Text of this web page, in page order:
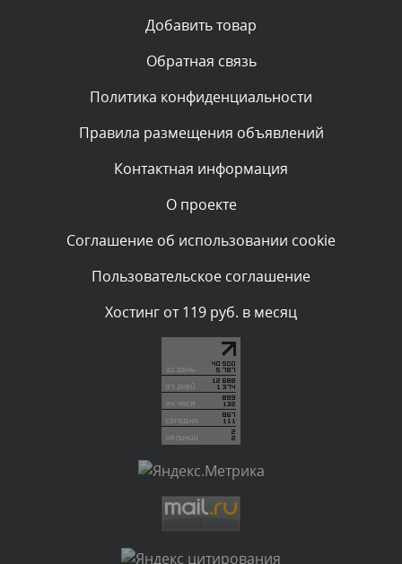
администратором.
Комментарий проверяется
администратором.
Комментарий проверяется
администратором.
Комментарий проверяется
Текст комментария будет виден после проверки
Комментарий проверяется
Текст комментария будет виден после проверки
администратором.
Текст комментария будет виден после проверки
Добавить товар
Обратная связь
Политика конфиденциальности
Правила размещения объявлений
Контактная информация
О проекте
Соглашение об использовании cookie
Пользовательское соглашение
Хостинг от 119 руб. в месяц